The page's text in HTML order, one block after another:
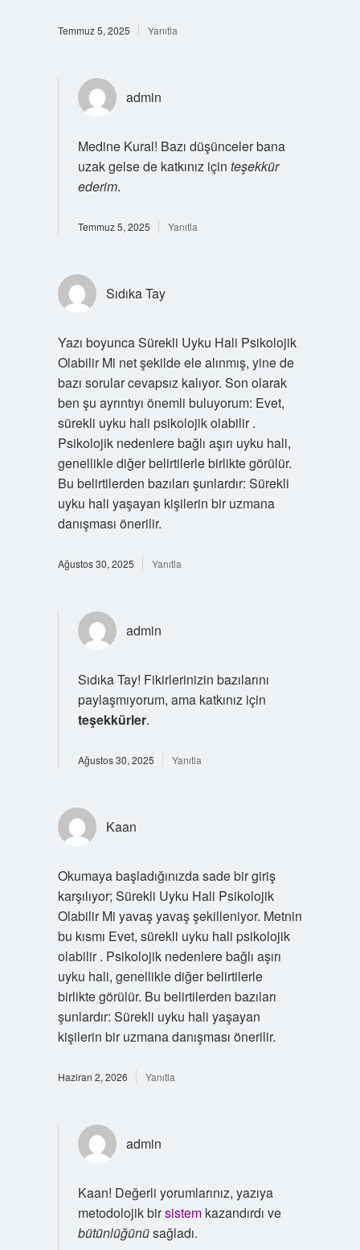
Temmuz 5, 2025 Yanıtla
admin
Medine Kural! Bazı düşünceler bana
uzak gelse de katkınız için teşekkür
ederim.
Temmuz 5, 2025 Yanıtla
Sıdıka Tay
Yazı boyunca Sürekli Uyku Hali Psikolojik
Olabilir Mi net şekilde ele alınmış, yine de
bazı sorular cevapsız kalıyor. Son olarak
ben şu ayrıntıyı önemli buluyorum: Evet,
sürekli uyku hali psikolojik olabilir .
Psikolojik nedenlere bağlı aşırı uyku hali,
genellikle diğer belirtilerle birlikte görülür.
Bu belirtilerden bazıları şunlardır: Sürekli
uyku hali yaşayan kişilerin bir uzmana
danışması önerilir.
Ağustos 30, 2025 Yanıtla
admin
Sıdıka Tay! Fikirlerinizin bazılarını
paylaşmıyorum, ama katkınız için
teşekkürler.
Ağustos 30, 2025 Yanıtla
Kaan
Okumaya başladığınızda sade bir giriş
karşılıyor; Sürekli Uyku Hali Psikolojik
Olabilir Mi yavaş yavaş şekilleniyor. Metnin
bu kısmı Evet, sürekli uyku hali psikolojik
olabilir . Psikolojik nedenlere bağlı aşırı
uyku hali, genellikle diğer belirtilerle
birlikte görülür. Bu belirtilerden bazıları
şunlardır: Sürekli uyku hali yaşayan
kişilerin bir uzmana danışması önerilir.
Haziran 2, 2026 Yanıtla
admin
Kaan! Değerli yorumlarınız, yazıya
metodolojik birsistemkazandırdı ve
bütünlüğünüsağladı.